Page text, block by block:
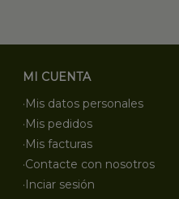
MI CUENTA
·Mis datos personales
·Mis pedidos
·Mis facturas
·Contacte con nosotros
·Inciar sesión